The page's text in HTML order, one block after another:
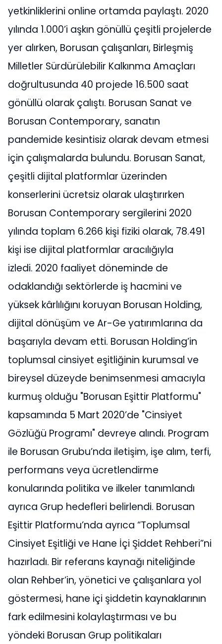
yetkinliklerini online ortamda paylaştı. 2020
yılında 1.000’i aşkın gönüllü çeşitli projelerde
yer alırken, Borusan çalışanları, Birleşmiş
Milletler Sürdürülebilir Kalkınma Amaçları
doğrultusunda 40 projede 16.500 saat
gönüllü olarak çalıştı. Borusan Sanat ve
Borusan Contemporary, sanatın
pandemide kesintisiz olarak devam etmesi
için çalışmalarda bulundu. Borusan Sanat,
çeşitli dijital platformlar üzerinden
konserlerini ücretsiz olarak ulaştırırken
Borusan Contemporary sergilerini 2020
yılında toplam 6.266 kişi fiziki olarak, 78.491
kişi ise dijital platformlar aracılığıyla
izledi. 2020 faaliyet döneminde de
odaklandığı sektörlerde iş hacmini ve
yüksek kârlılığını koruyan Borusan Holding,
dijital dönüşüm ve Ar-Ge yatırımlarına da
başarıyla devam etti. Borusan Holding’in
toplumsal cinsiyet eşitliğinin kurumsal ve
bireysel düzeyde benimsenmesi amacıyla
kurmuş olduğu "Borusan Eşittir Platformu"
kapsamında 5 Mart 2020’de "Cinsiyet
Gözlüğü Programı" devreye alındı. Program
ile Borusan Grubu’nda iletişim, işe alım, terfi,
performans veya ücretlendirme
konularında politika ve ilkeler tanımlandı
ayrıca Grup hedefleri belirlendi. Borusan
Eşittir Platformu’nda ayrıca “Toplumsal
Cinsiyet Eşitliği ve Hane İçi Şiddet Rehberi”ni
hazırladı. Bir referans kaynağı niteliğinde
olan Rehber’in, yönetici ve çalışanlara yol
göstermesi, hane içi şiddetin kaynaklarının
fark edilmesini kolaylaştırması ve bu
yöndeki Borusan Grup politikaları